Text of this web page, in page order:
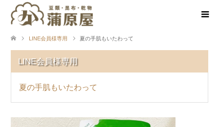
LINE会員様専用 夏の手肌もいたわって
LINE会員様専用
夏の手肌もいたわって